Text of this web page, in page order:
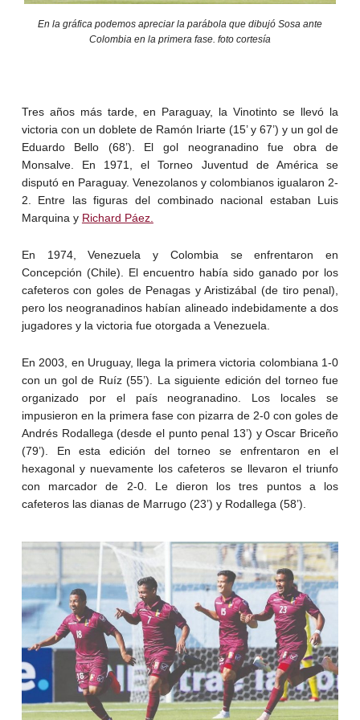
En la gráfica podemos apreciar la parábola que dibujó Sosa ante
Colombia en la primera fase. foto cortesía
Tres años más tarde, en Paraguay, la Vinotinto se llevó la
victoria con un doblete de Ramón Iriarte (15’ y 67’) y un gol de
Eduardo Bello (68’). El gol neogranadino fue obra de
Monsalve. En 1971, el Torneo Juventud de América se
disputó en Paraguay. Venezolanos y colombianos igualaron 2-
2. Entre las figuras del combinado nacional estaban Luis
Marquina y Richard Páez.
En 1974, Venezuela y Colombia se enfrentaron en
Concepción (Chile). El encuentro había sido ganado por los
cafeteros con goles de Penagas y Aristizábal (de tiro penal),
pero los neogranadinos habían alineado indebidamente a dos
jugadores y la victoria fue otorgada a Venezuela.
En 2003, en Uruguay, llega la primera victoria colombiana 1-0
con un gol de Ruíz (55’). La siguiente edición del torneo fue
organizado por el país neogranadino. Los locales se
impusieron en la primera fase con pizarra de 2-0 con goles de
Andrés Rodallega (desde el punto penal 13’) y Oscar Briceño
(79’). En esta edición del torneo se enfrentaron en el
hexagonal y nuevamente los cafeteros se llevaron el triunfo
con marcador de 2-0. Le dieron los tres puntos a los
cafeteros las dianas de Marrugo (23’) y Rodallega (58’).